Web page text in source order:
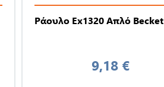
Ράουλο Ex1320 Απλό Becket
9,18 €